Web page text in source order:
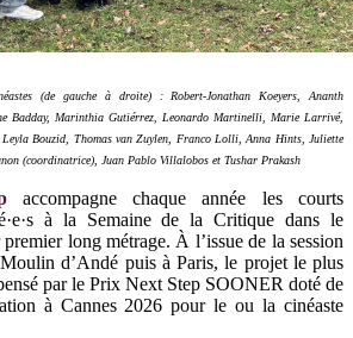
(de gauche à droite) : Robert-Jonathan Koeyers, Ananth
Badday, Marinthia Gutiérrez, Leonardo Martinelli, Marie Larrivé,
Bouzid, Thomas van Zuylen, Franco Lolli, Anna Hints, Juliette
(coordinatrice), Juan Pablo Villalobos et Tushar Prakash
accompagne chaque année les courts
à la Semaine de la Critique dans le
long métrage. À l’issue de la session
d’Andé puis à Paris, le projet le plus
par le Prix Next Step SOONER doté de
à Cannes 2026 pour le ou la cinéaste